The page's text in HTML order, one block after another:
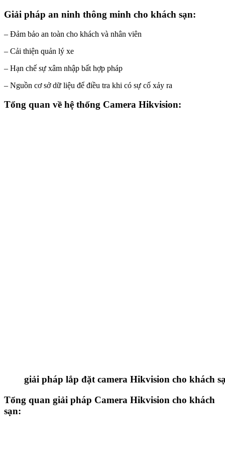
Giải pháp an ninh thông minh cho khách sạn:
– Đảm bảo an toàn cho khách và nhân viên
– Cải thiện quản lý xe
– Hạn chế sự xâm nhập bất hợp pháp
– Nguồn cơ sở dữ liệu để điều tra khi có sự cố xảy ra
Tổng quan về hệ thống Camera Hikvision:
giải pháp lắp đặt camera Hikvision cho khách
Tổng quan giải pháp Camera Hikvision cho khách
sạn: